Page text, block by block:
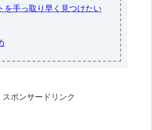
を手っ取り早く見つけたい
スポンサードリンク